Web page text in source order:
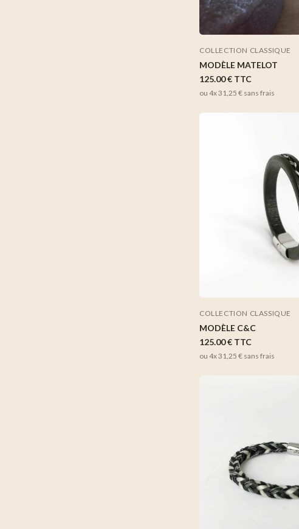
COLLECTION CLASSIQUE
MODÈLE MATELOT
125.00 € TTC
ou 4x31,25 € sans frais
COLLECTION CLASSIQUE
MODÈLE C&C
125.00 € TTC
ou 4x31,25 € sans frais